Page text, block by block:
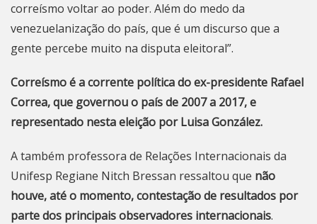
correísmo voltar ao poder. Além do medo da
venezuelanização do país, que é um discurso que a
gente percebe muito na disputa eleitoral”.
Correísmo é a corrente política do ex-presidente Rafael
Correa, que governou o país de 2007 a 2017, e
representado nesta eleição por Luisa González.
A também professora de Relações Internacionais da
Unifesp Regiane Nitch Bressan ressaltou que não
houve, até o momento, contestação de resultados por
parte dos principais observadores internacionais.